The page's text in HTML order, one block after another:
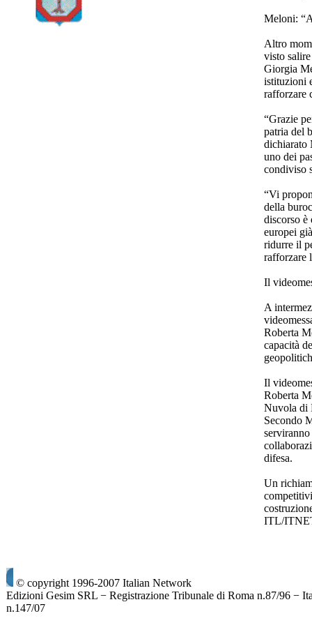
Meloni:
Altro
visto
Giorgia
istituzioni
rafforzare
“Grazie
patria del
dichiarato
uno dei
condiviso
“Vi
della
discorso è
europei
ridurre il
rafforzare
Il
A
Roberta
capacità
Il
Roberta
Nuvola di
Secondo
serviranno
difesa.
Un
ITL/
© copyright 1996-2007 Italian Network
Edizioni Gesim SRL − Registrazione Tribunale di Roma n.87/96 −
n.147/07